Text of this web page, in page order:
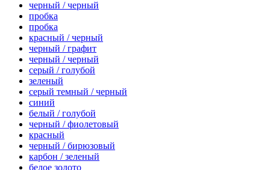
черный / черный
пробка
пробка
красный / черный
черный / графит
черный / черный
серый / голубой
зеленый
серый темный / черный
синий
белый / голубой
черный / фиолетовый
красный
черный / бирюзовый
карбон / зеленый
белое золото